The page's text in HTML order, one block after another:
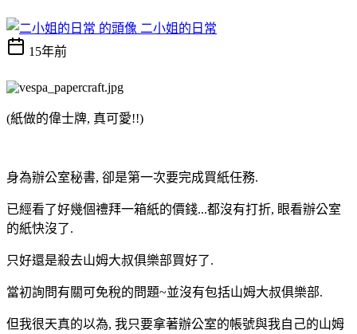
二小姐的日常
15年前
(紙做的偉士牌, 真可愛!!)
身為辦公室秘書, 卻是第一次要完成買紙任務.
已經看了好幾個禮拜一箱紙的價錢...都沒有打折, 眼看辦公室
的紙快沒了.
只好還是殺去山姆大叔俱樂部買好了.
當初詢問有關可免稅的問題~並沒有包括山姆大叔俱樂部.
但我很天真的以為, 我只要拿著辦公室的帳號與我自己的山姆